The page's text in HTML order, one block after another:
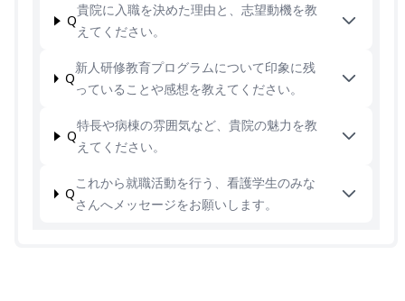
Q
貴院に入職を決めた理由と、志望動機を教
えてください。
Q
新人研修教育プログラムについて印象に残
っていることや感想を教えてください。
Q
特長や病棟の雰囲気など、貴院の魅力を教
えてください。
Q
これから就職活動を行う、看護学生のみな
さんへメッセージをお願いします。